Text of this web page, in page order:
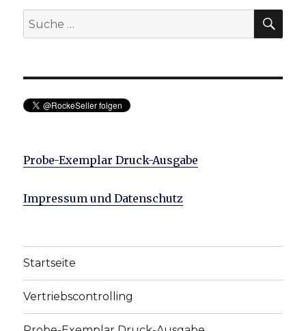
Suche
nach:
Probe-Exemplar Druck-Ausgabe
Impressum und Datenschutz
Startseite
Vertriebscontrolling